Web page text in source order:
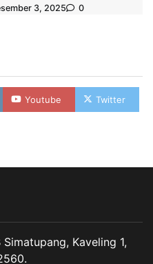
3, 2025 0
Youtube Twitter
Kaveling 1,